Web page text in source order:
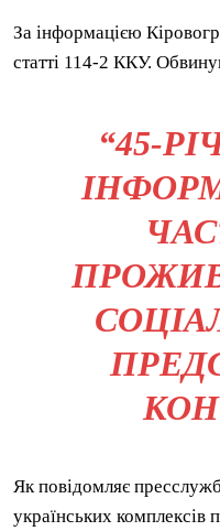
За інформацією
статті 114-2 ККУ.
“45-
Як повідомляє
українських комплексів